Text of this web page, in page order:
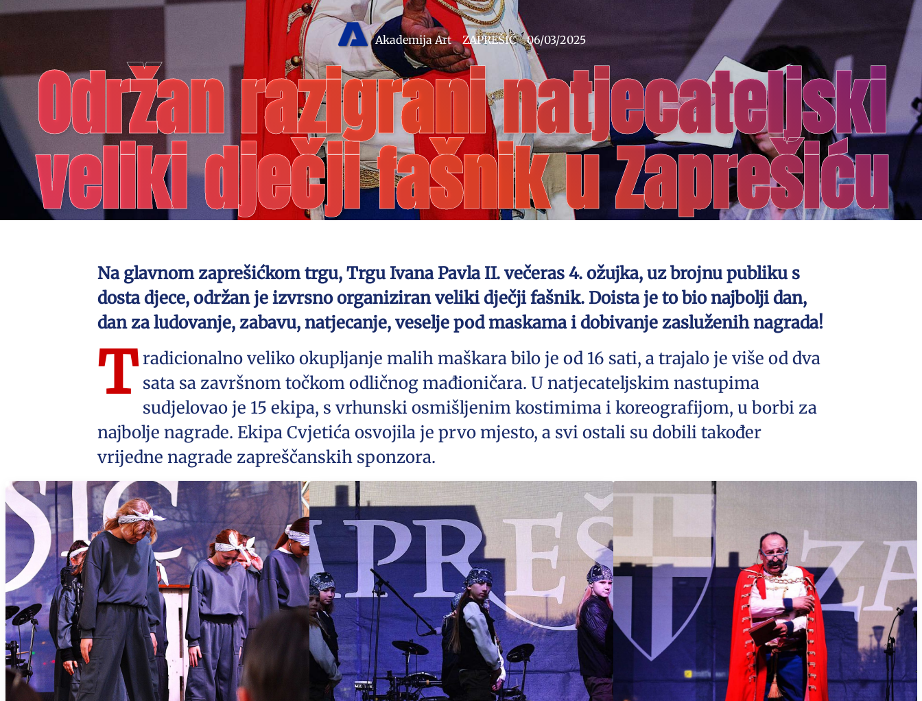
Akademija Art ZAPREŠIĆ 06/03/2025
Održan razigrani natjecateljski
veliki dječji fašnik u Zaprešiću
Na glavnom zaprešićkom trgu, Trgu Ivana Pavla II. večeras 4. ožujka, uz brojnu publiku s
dosta djece, održan je izvrsno organiziran veliki dječji fašnik. Doista je to bio najbolji dan,
dan za ludovanje, zabavu, natjecanje, veselje pod maskama i dobivanje zasluženih nagrada!
T radicionalno veliko okupljanje malih maškara bilo je od 16 sati, a trajalo je više od dva
sata sa završnom točkom odličnog mađioničara. U natjecateljskim nastupima
sudjelovao je 15 ekipa, s vrhunski osmišljenim kostimima i koreografijom, u borbi za
najbolje nagrade. Ekipa Cvjetića osvojila je prvo mjesto, a svi ostali su dobili također
vrijedne nagrade zapreščanskih sponzora.